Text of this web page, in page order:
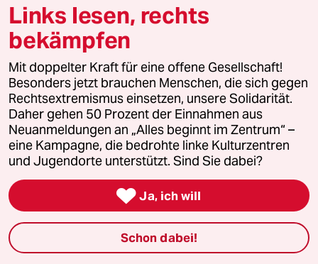
Luftfahrer
27.05.2021 12:55 Uhr
@Luftfahrer:
Meine Rechtschreibung ist heute
fürchterlich... ich gelobe Besserung
J jox
26.05.2021,17:29 Uhr
> Die Universität schätzt den Stromanteil aus
erneuerbaren Energien im Bitcoin-Netzwerk auf
rund 40 Prozent.
Eigentlich erstaunlich, weil erneuerbare
Links lesen, rechts
bekämpfen
Mit doppelter Kraft für eine offene Gesellschaft!
Besonders jetzt brauchen Menschen, die sich gegen
Rechtsextremismus einsetzen, unsere Solidarität.
Daher gehen 50 Prozent der Einnahmen aus
Neuanmeldungen an „Alles beginnt im Zentrum“ –
eine Kampagne, die bedrohte linke Kulturzentren
und Jugendorte unterstützt. Sind Sie dabei?
 Ja, ich will
Schon dabei!